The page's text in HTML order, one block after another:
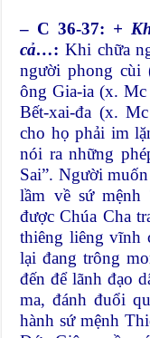
– C 36-37: +
cả…: Khi chữa
người phong cùi
ông Gia-ia (x.
Bết-xai-đa (x.
cho họ phải im
nói ra những
Sai”. Người
lầm về sứ mệnh
được Chúa Cha
thiêng liêng vĩnh
lại đang trông
đến để lãnh đạo
ma, đánh đuổi
hành sứ mệnh